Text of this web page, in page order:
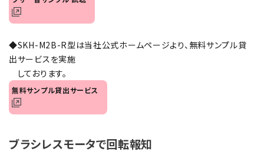
補修パーツ
製品選定の仕方
ガイドライン
パトライトカタログ
◆SKH-M2B-R型は当社公式ホームページより、無料サンプル貸
出サービスを実施
しております。
無料サンプル貸出サービス
ブラシレスモータで回転報知